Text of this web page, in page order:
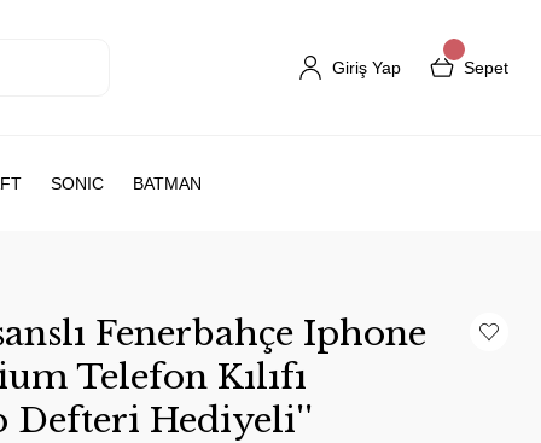
Giriş Yap Sepet
SONIC BATMAN
Fenerbahçe Iphone
Telefon Kılıfı
Defteri Hediyeli''